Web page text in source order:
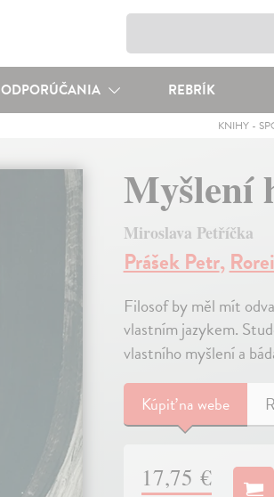
ODPORÚČANIA REBRÍK
KNIHY-
Myšlení
Miroslava Petříčka
Prášek Petr,
Filosof by měl mít
vlastním jazykem.
vlastního myšlení a
Kúpiťna webe
17,75 €